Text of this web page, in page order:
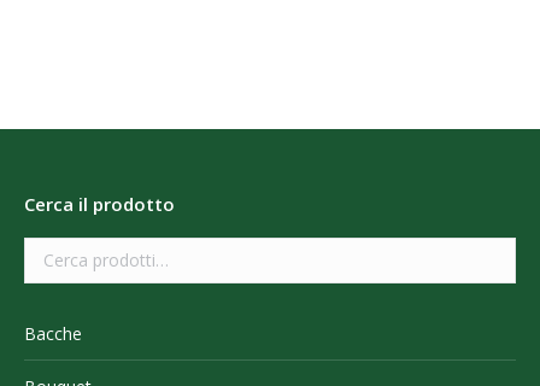
Cerca il prodotto
Bacche